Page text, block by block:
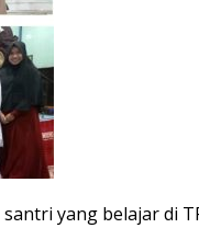
yang belajar di